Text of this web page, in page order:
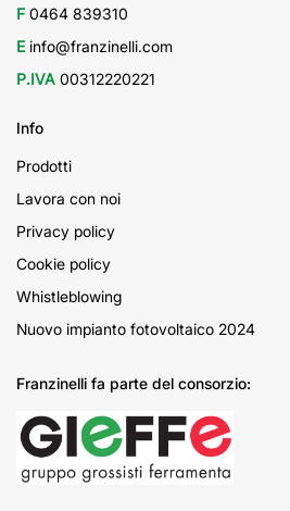
F 0464 839310
E info@franzinelli.com
P.IVA 00312220221
Info
Prodotti
Lavora con noi
Privacy policy
Cookie policy
Whistleblowing
Nuovo impianto fotovoltaico 2024
Franzinelli fa parte del consorzio: